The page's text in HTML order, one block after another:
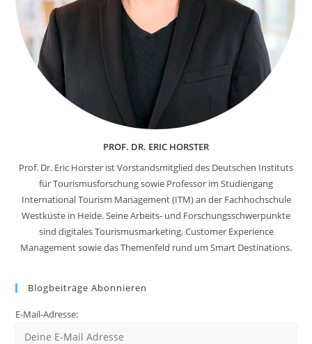
PROF. DR. ERIC HORSTER
Prof. Dr. Eric Horster ist Vorstandsmitglied des Deutschen Instituts
für Tourismusforschung sowie Professor im Studiengang
International Tourism Management (ITM) an der Fachhochschule
Westküste in Heide. Seine Arbeits- und Forschungsschwerpunkte
sind digitales Tourismusmarketing, Customer Experience
Management sowie das Themenfeld rund um Smart Destinations.
Blogbeiträge Abonnieren
E-Mail-Adresse: